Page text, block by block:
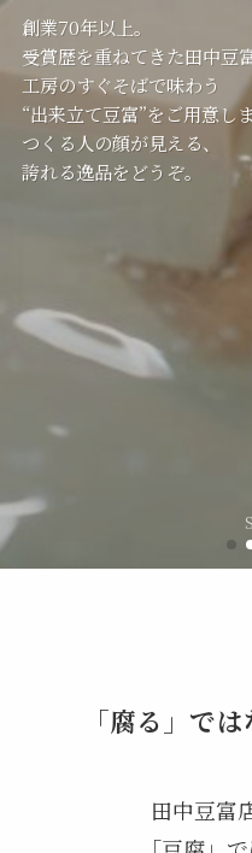
創業70年以上。
受賞歴を重ねてきただいず
工房のすぐそばで味わう
“出来立て豆富”をご用意し
つくる人の顔が見える、
誇れる逸品をどうぞ。
創業70年以上。
受賞歴を重ねてきただいず
工房のすぐそばで味わう
“出来立て豆富”をご用意し
つくる人の顔が見える、
誇れる逸品をどうぞ。
創業70年以上。
受賞歴を重ねてきた田中豆富
工房のすぐそばで味わう
“出来立て豆富”をご用意し
つくる人の顔が見える、
誇れる逸品をどうぞ。
「腐る」で
田中豆富